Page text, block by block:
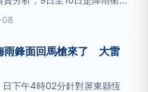
防救辦公室今天（8日）召開
中央相關部會與地方政府保持
儘早啟動避災、減災措施。受
雨鋒面回馬槍來了 大雷
日下午4時02分針對屏東縣恆